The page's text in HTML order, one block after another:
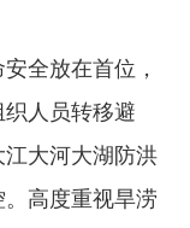
全放在首位，
人员转移避
大河大湖防洪
高度重视旱涝